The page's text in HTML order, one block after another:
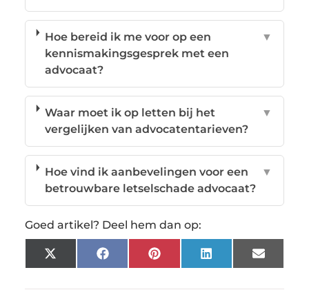
Hoe bereid ik me voor op een
kennismakingsgesprek met een
advocaat?
▼
Waar moet ik op letten bij het
vergelijken van advocatentarieven?
▼
Hoe vind ik aanbevelingen voor een
betrouwbare letselschade advocaat?
▼
Goed artikel? Deel hem dan op:
X
(Twitter)
FacebookPinterestLinkedInEmail